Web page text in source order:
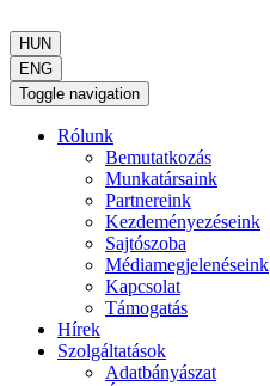
HUN
ENG
Toggle navigation
Rólunk
Bemutatkozás
Munkatársaink
Partnereink
Kezdeményezéseink
Sajtószoba
Médiamegjelenéseink
Kapcsolat
Támogatás
Hírek
Szolgáltatások
Adatbányászat